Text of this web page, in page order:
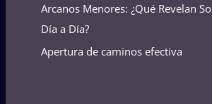
Arcanos Menores: ¿Qué Revelan
Día a Día?
Apertura de caminos efectiva